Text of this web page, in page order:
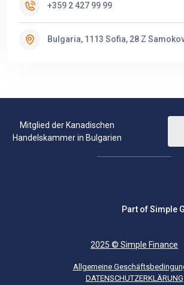
+359 2 427 99 99
Bulgaria, 1113 Sofia, 28 Z
Mitglied der Kanadischen
Handelskammer in Bulgarien
Part of Simple
2025 © Simple Finance
Allgemeine
DATENSCHUTZERKLÄRUNG